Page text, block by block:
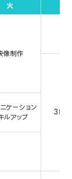
火
像制作
ケーション
ルアップ